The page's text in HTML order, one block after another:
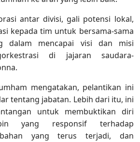
antar divisi, gali potensi lokal,
kepada tim untuk bersama-sama
dalam mencapai visi dan misi
di jajaran saudara-
mengatakan, pelantikan ini
tentang jabatan. Lebih dari itu, ini
untuk membuktikan diri
yang responsif terhadap
yang terus terjadi, dan